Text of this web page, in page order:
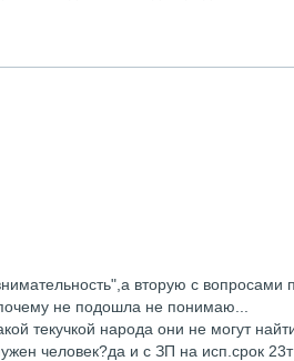
вторую с вопросами
не подошла не понимаю...
текучкой народа они не могут
человек?да и с ЗП на исп.срок